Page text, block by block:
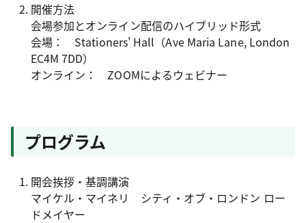
開催方法
会場参加とオンライン配信のハイブリッド形式
会場： Stationers' Hall（Ave Maria Lane, London
EC4M 7DD）
オンライン： ZOOMによるウェビナー
プログラム
開会挨拶・基調講演
マイケル・マイネリ シティ・オブ・ロンドン ロー
ドメイヤー